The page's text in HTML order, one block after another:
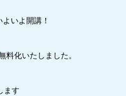
いよ開講！
化いたしました。
ます